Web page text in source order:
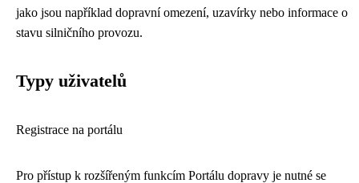
jako jsou například dopravní omezení, uzavírky nebo informace o
stavu silničního provozu.
Typy uživatelů
Registrace na portálu
Pro přístup k rozšířeným funkcím Portálu dopravy je nutné se